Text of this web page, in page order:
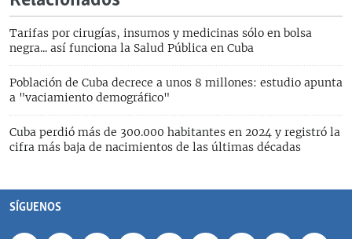
Tarifas por cirugías, insumos y medicinas sólo en bolsa
negra... así funciona la Salud Pública en Cuba
Población de Cuba decrece a unos 8 millones: estudio apunta
a "vaciamiento demográfico"
Cuba perdió más de 300.000 habitantes en 2024 y registró la
cifra más baja de nacimientos de las últimas décadas
SÍGUENOS